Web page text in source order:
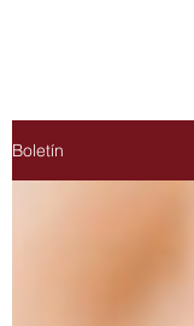
Boletín